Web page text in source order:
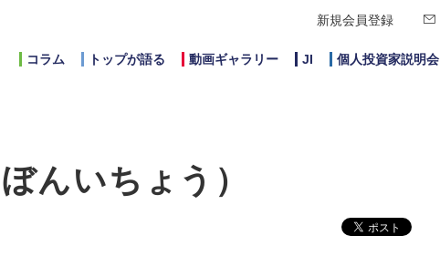
新規会員登録
コラム トップが語る 動画ギャラリー JI 個人投資家説明会
んいちょう）